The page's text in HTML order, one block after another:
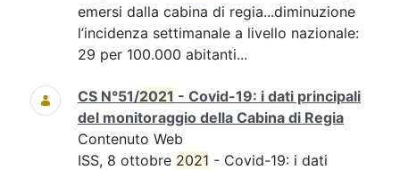
emersi dalla cabina di regia...diminuzione
l’incidenza settimanale a livello nazionale:
29 per 100.000 abitanti...
CS N°51/2021 - Covid-19: i dati principali
del monitoraggio della Cabina di Regia
Contenuto Web
ISS, 8 ottobre 2021 - Covid-19: i dati